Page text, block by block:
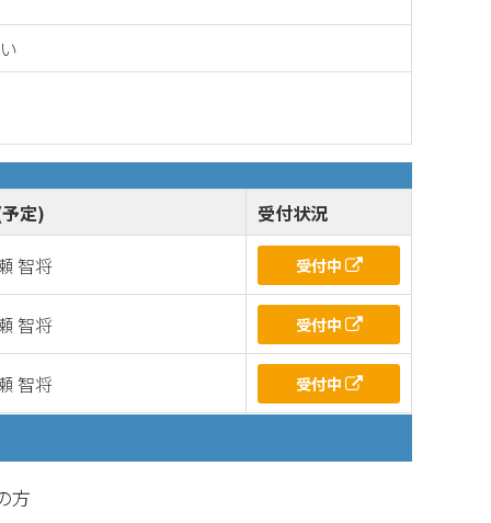
定)
受付状況
智将
受付中
智将 受付中
智将 受付中
方